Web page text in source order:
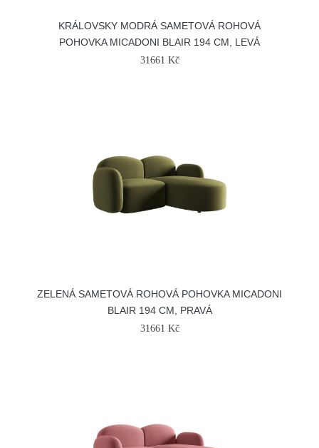
KRÁLOVSKY MODRÁ SAMETOVÁ ROHOVÁ
POHOVKA MICADONI BLAIR 194 CM, LEVÁ
31661 Kč
ZELENÁ SAMETOVÁ ROHOVÁ POHOVKA MICADONI
BLAIR 194 CM, PRAVÁ
31661 Kč